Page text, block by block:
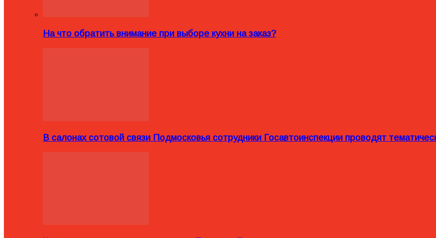
На что обратить внимание при выборе кухни на заказ?
В салонах сотовой связи Подмосковья сотрудники Госавтоинспекции проводят